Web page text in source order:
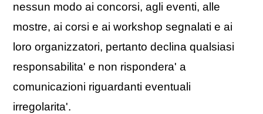
nessun modo ai concorsi, agli eventi, alle
mostre, ai corsi e ai workshop segnalati e ai
loro organizzatori, pertanto declina qualsiasi
responsabilita' e non rispondera' a
comunicazioni riguardanti eventuali
irregolarita'.